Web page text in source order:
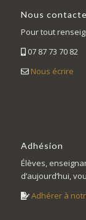
Nous
Pour tout
07 87 73 70 82
Nous écrire
Adhésion
Élèves,
d’aujourd’hui,
Adhérer à